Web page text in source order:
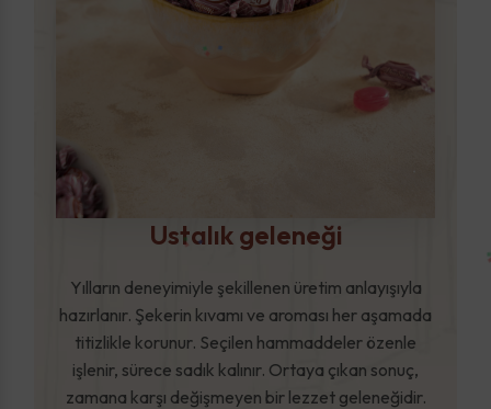
Ustalık geleneği
Yılların deneyimiyle şekillenen üretim anlayışıyla
hazırlanır. Şekerin kıvamı ve aroması her aşamada
titizlikle korunur. Seçilen hammaddeler özenle
işlenir, sürece sadık kalınır. Ortaya çıkan sonuç,
zamana karşı değişmeyen bir lezzet geleneğidir.